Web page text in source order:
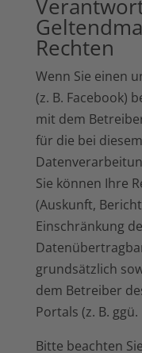
Rechten
Wenn Sie einen
(z. B. Facebook)
mit dem
für die bei
Sie können Ihre
(Auskunft,
Einschränkung
grundsätzlich
dem Betreiber
Portals (z. B.
Bitte beachten